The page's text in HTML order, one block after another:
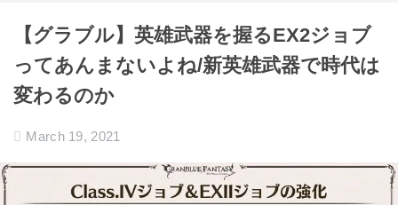
【グラブル】英雄武器を握るEX2ジョブ
ってあんまないよね/新英雄武器で時代は
変わるのか
March 19, 2021